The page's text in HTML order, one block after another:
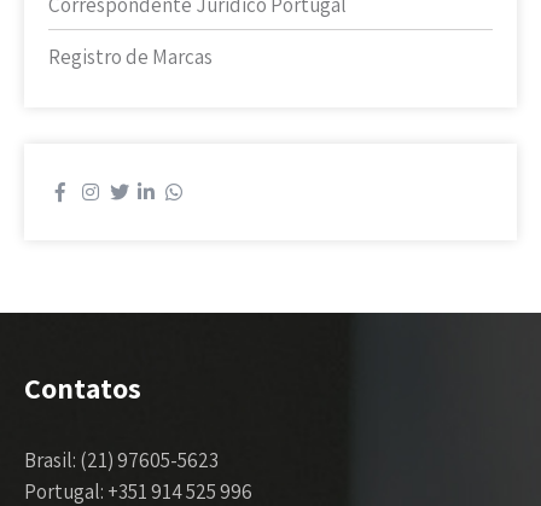
Registro de Marcas
Contatos
Brasil: (21) 97605-5623
Portugal: +351 914 525 996